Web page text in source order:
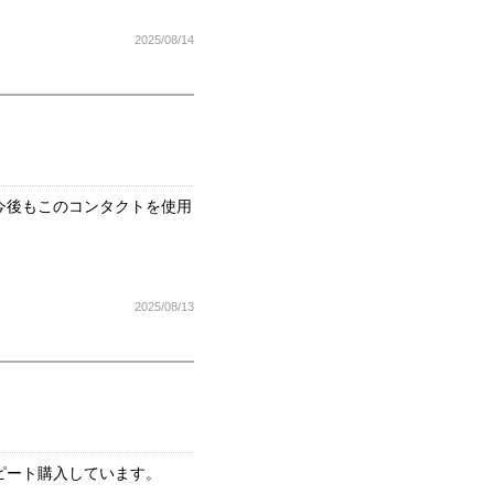
2025/08/14
もこのコンタクトを使用
2025/08/13
ト購入しています。